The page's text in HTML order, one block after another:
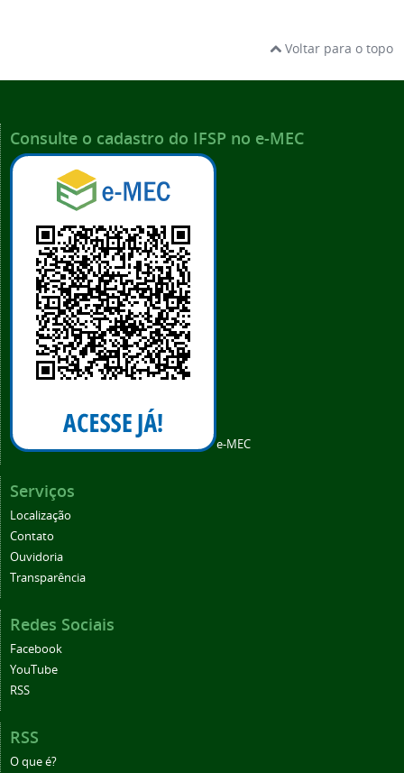
Voltar para o topo
Consulte o cadastro do IFSP no e-MEC
e-MEC
Serviços
Localização
Contato
Ouvidoria
Transparência
Redes Sociais
Facebook
YouTube
RSS
RSS
O que é?